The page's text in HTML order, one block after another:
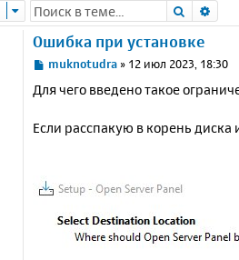
Поиск
Ошибка при установке
С
о
щ
е
muknotudra » 12 июл 2023, 18:30
Для чего введено такое
Если расспакую в корень